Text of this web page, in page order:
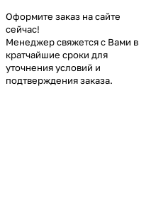
Оформите заказ на сайте
сейчас!
Менеджер свяжется с Вами в
кратчайшие сроки для
уточнения условий и
подтверждения заказа.